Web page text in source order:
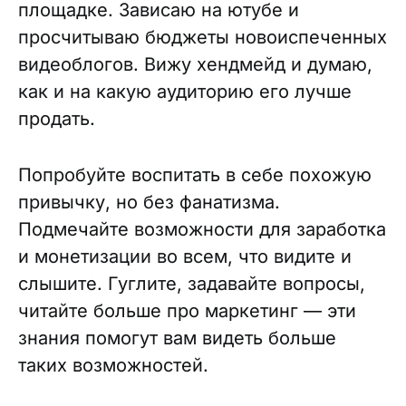
площадке. Зависаю на ютубе и
просчитываю бюджеты новоиспеченных
видеоблогов. Вижу хендмейд и думаю,
как и на какую аудиторию его лучше
продать.
Попробуйте воспитать в себе похожую
привычку, но без фанатизма.
Подмечайте возможности для заработка
и монетизации во всем, что видите и
слышите. Гуглите, задавайте вопросы,
читайте больше про маркетинг — эти
знания помогут вам видеть больше
таких возможностей.